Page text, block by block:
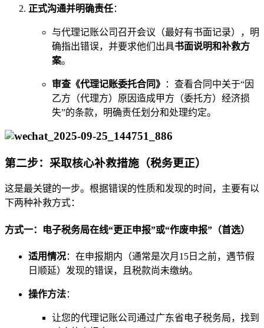
正式沟通并明确责任：
与代理记账公司召开会议（最好有书面记录），明
确指出错误，并要求他们出具书面说明和补救方
案。
审查《代理记账委托合同》
：查看合同中关于“因
乙方（代理方）原因造成甲方（委托方）经济损
失”的条款，明确责任划分和处理约定。
第二步：采取核心补救措施（税务更正）
这是最关键的一步。根据错误的性质和发现的时间，主要有以
下两种补救方式：
方式一：电子税务局在线“更正申报”或“作废申报”（首选）
适用情况：在申报期内（通常是次月15日之前，遇节假
日顺延）发现的错误，且税款尚未缴纳。
操作方法：
让您的代理记账公司通过广东省电子税务局，找到